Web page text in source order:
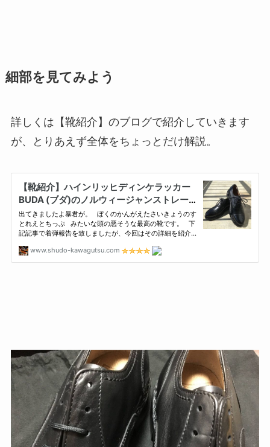
細部を見てみよう
詳しくは【靴紹介】のブログで紹介していきます
が、とりあえず全体をちょっとだけ解説。